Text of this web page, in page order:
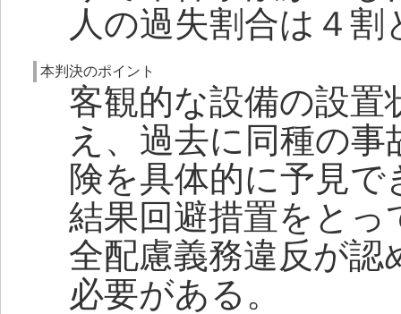
人の過失割合は４
本判決のポイント
客観的な設備の設置
え、過去に同種の
険を具体的に予見
結果回避措置をと
全配慮義務違反が
必要がある。